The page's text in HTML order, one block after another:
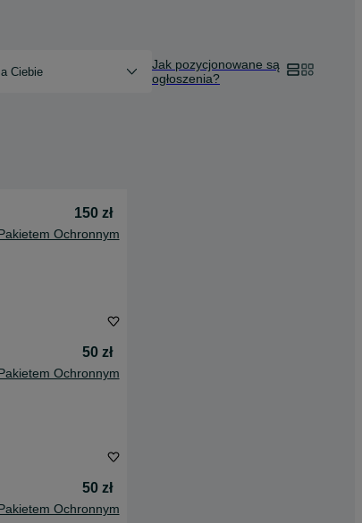
Ciebie
Jak pozycjonowane są
ogłoszenia?
150 zł
Ochronnym
50 zł
Ochronnym
50 zł
Ochronnym